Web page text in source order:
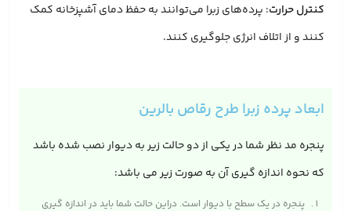
کنترل حرارت: پرده‌های زبرا می‌توانند به حفظ دمای آشپزخانه کمک
کنند و از اتلاف انرژی جلوگیری کنند.
ابعاد پرده زبرا طرح رقاص بالرین
پنجره مد نظر شما در یکی از دو حالت زیر به دیوار نصب شده باشد
که نحوه اندازه گیری آن به صورت زیر می باشد:
پنجره در یک سطح با دیوار است. دراین حالت شما باید در اندازه‌ گیری